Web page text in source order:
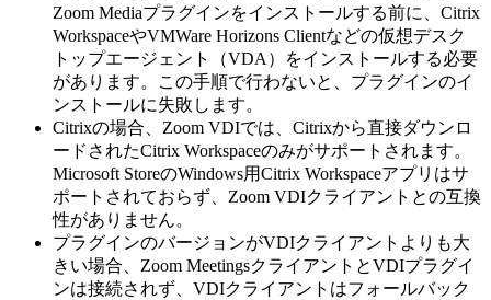
Zoom Mediaプラグインをインストールする前に、Citrix
WorkspaceやVMWare Horizons Clientなどの仮想デスク
トップエージェント（VDA）をインストールする必要
があります。この手順で行わないと、プラグインのイ
ンストールに失敗します。
Citrixの場合、Zoom VDIでは、Citrixから直接ダウンロ
ードされたCitrix Workspaceのみがサポートされます。
Microsoft StoreのWindows用Citrix Workspaceアプリはサ
ポートされておらず、Zoom VDIクライアントとの互換
性がありません。
プラグインのバージョンがVDIクライアントよりも大
きい場合、Zoom MeetingsクライアントとVDIプラグイ
ンは接続されず、VDIクライアントはフォールバック